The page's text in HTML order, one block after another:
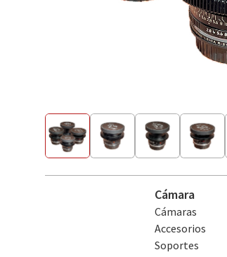
Cámara
Cámaras
Accesorios
Soportes